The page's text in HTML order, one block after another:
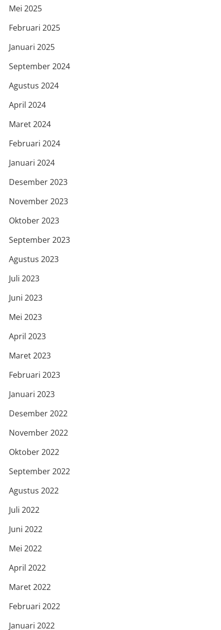
Mei 2025
Februari 2025
Januari 2025
September 2024
Agustus 2024
April 2024
Maret 2024
Februari 2024
Januari 2024
Desember 2023
November 2023
Oktober 2023
September 2023
Agustus 2023
Juli 2023
Juni 2023
Mei 2023
April 2023
Maret 2023
Februari 2023
Januari 2023
Desember 2022
November 2022
Oktober 2022
September 2022
Agustus 2022
Juli 2022
Juni 2022
Mei 2022
April 2022
Maret 2022
Februari 2022
Januari 2022